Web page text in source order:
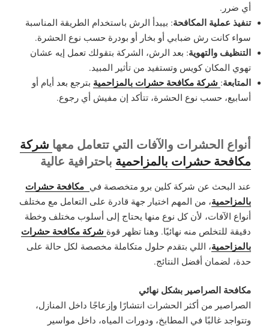
أي ضرر.
تنفيذ عملية المكافحة: بيبدأ الرش باستخدام الطريقة المناسبة
سواء كانت رش ضبابي أو بخار أو بودرة حسب نوع الحشرة.
التنظيف والتهوية: بعد الرش، الشركة بتقولك تعمل إيه عشان
تهوي المكان كويس وتستفيد من تأثير المبيد.
المتابعة: شركة مكافحة حشرات بالمزاحمية بترجع بعد أيام أو
أسابيع، حسب نوع الحشرة، تتأكد إن مفيش أي رجوع.
أنواع الحشرات والآفات التي تتعامل معها شركة
مكافحة حشرات بالمزاحمية باحترافية عالية
عند البحث عن شركة كلين برو متخصصة في مكافحة حشرات
بالمزاحمية، من المهم اختيار جهة قادرة على التعامل مع مختلف
أنواع الآفات، لأن كل نوع منها يحتاج إلى أسلوب مختلف وخطة
دقيقة للتخلص منه نهائيًا. وهنا تظهر قوة شركة مكافحة حشرات
بالمزاحمية، اللي بتقدم حلول متكاملة مخصصة لكل حالة على
حدة، لضمان أفضل النتائج.
مكافحة الصراصير بشكل نهائي
الصراصير من أكثر الحشرات انتشارًا وإزعاجًا داخل المنازل،
وتتواجد غالبًا في المطابخ، ودورات المياه، داخل مواسير